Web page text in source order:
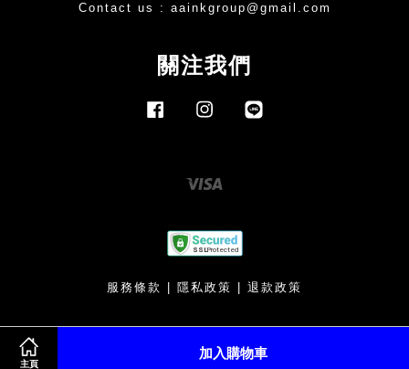
主頁
加入購物車
Contact us : aainkgroup@gmail.com
關注我們
FacebookInstagram
服務條款 | 隱私政策 | 退款政策